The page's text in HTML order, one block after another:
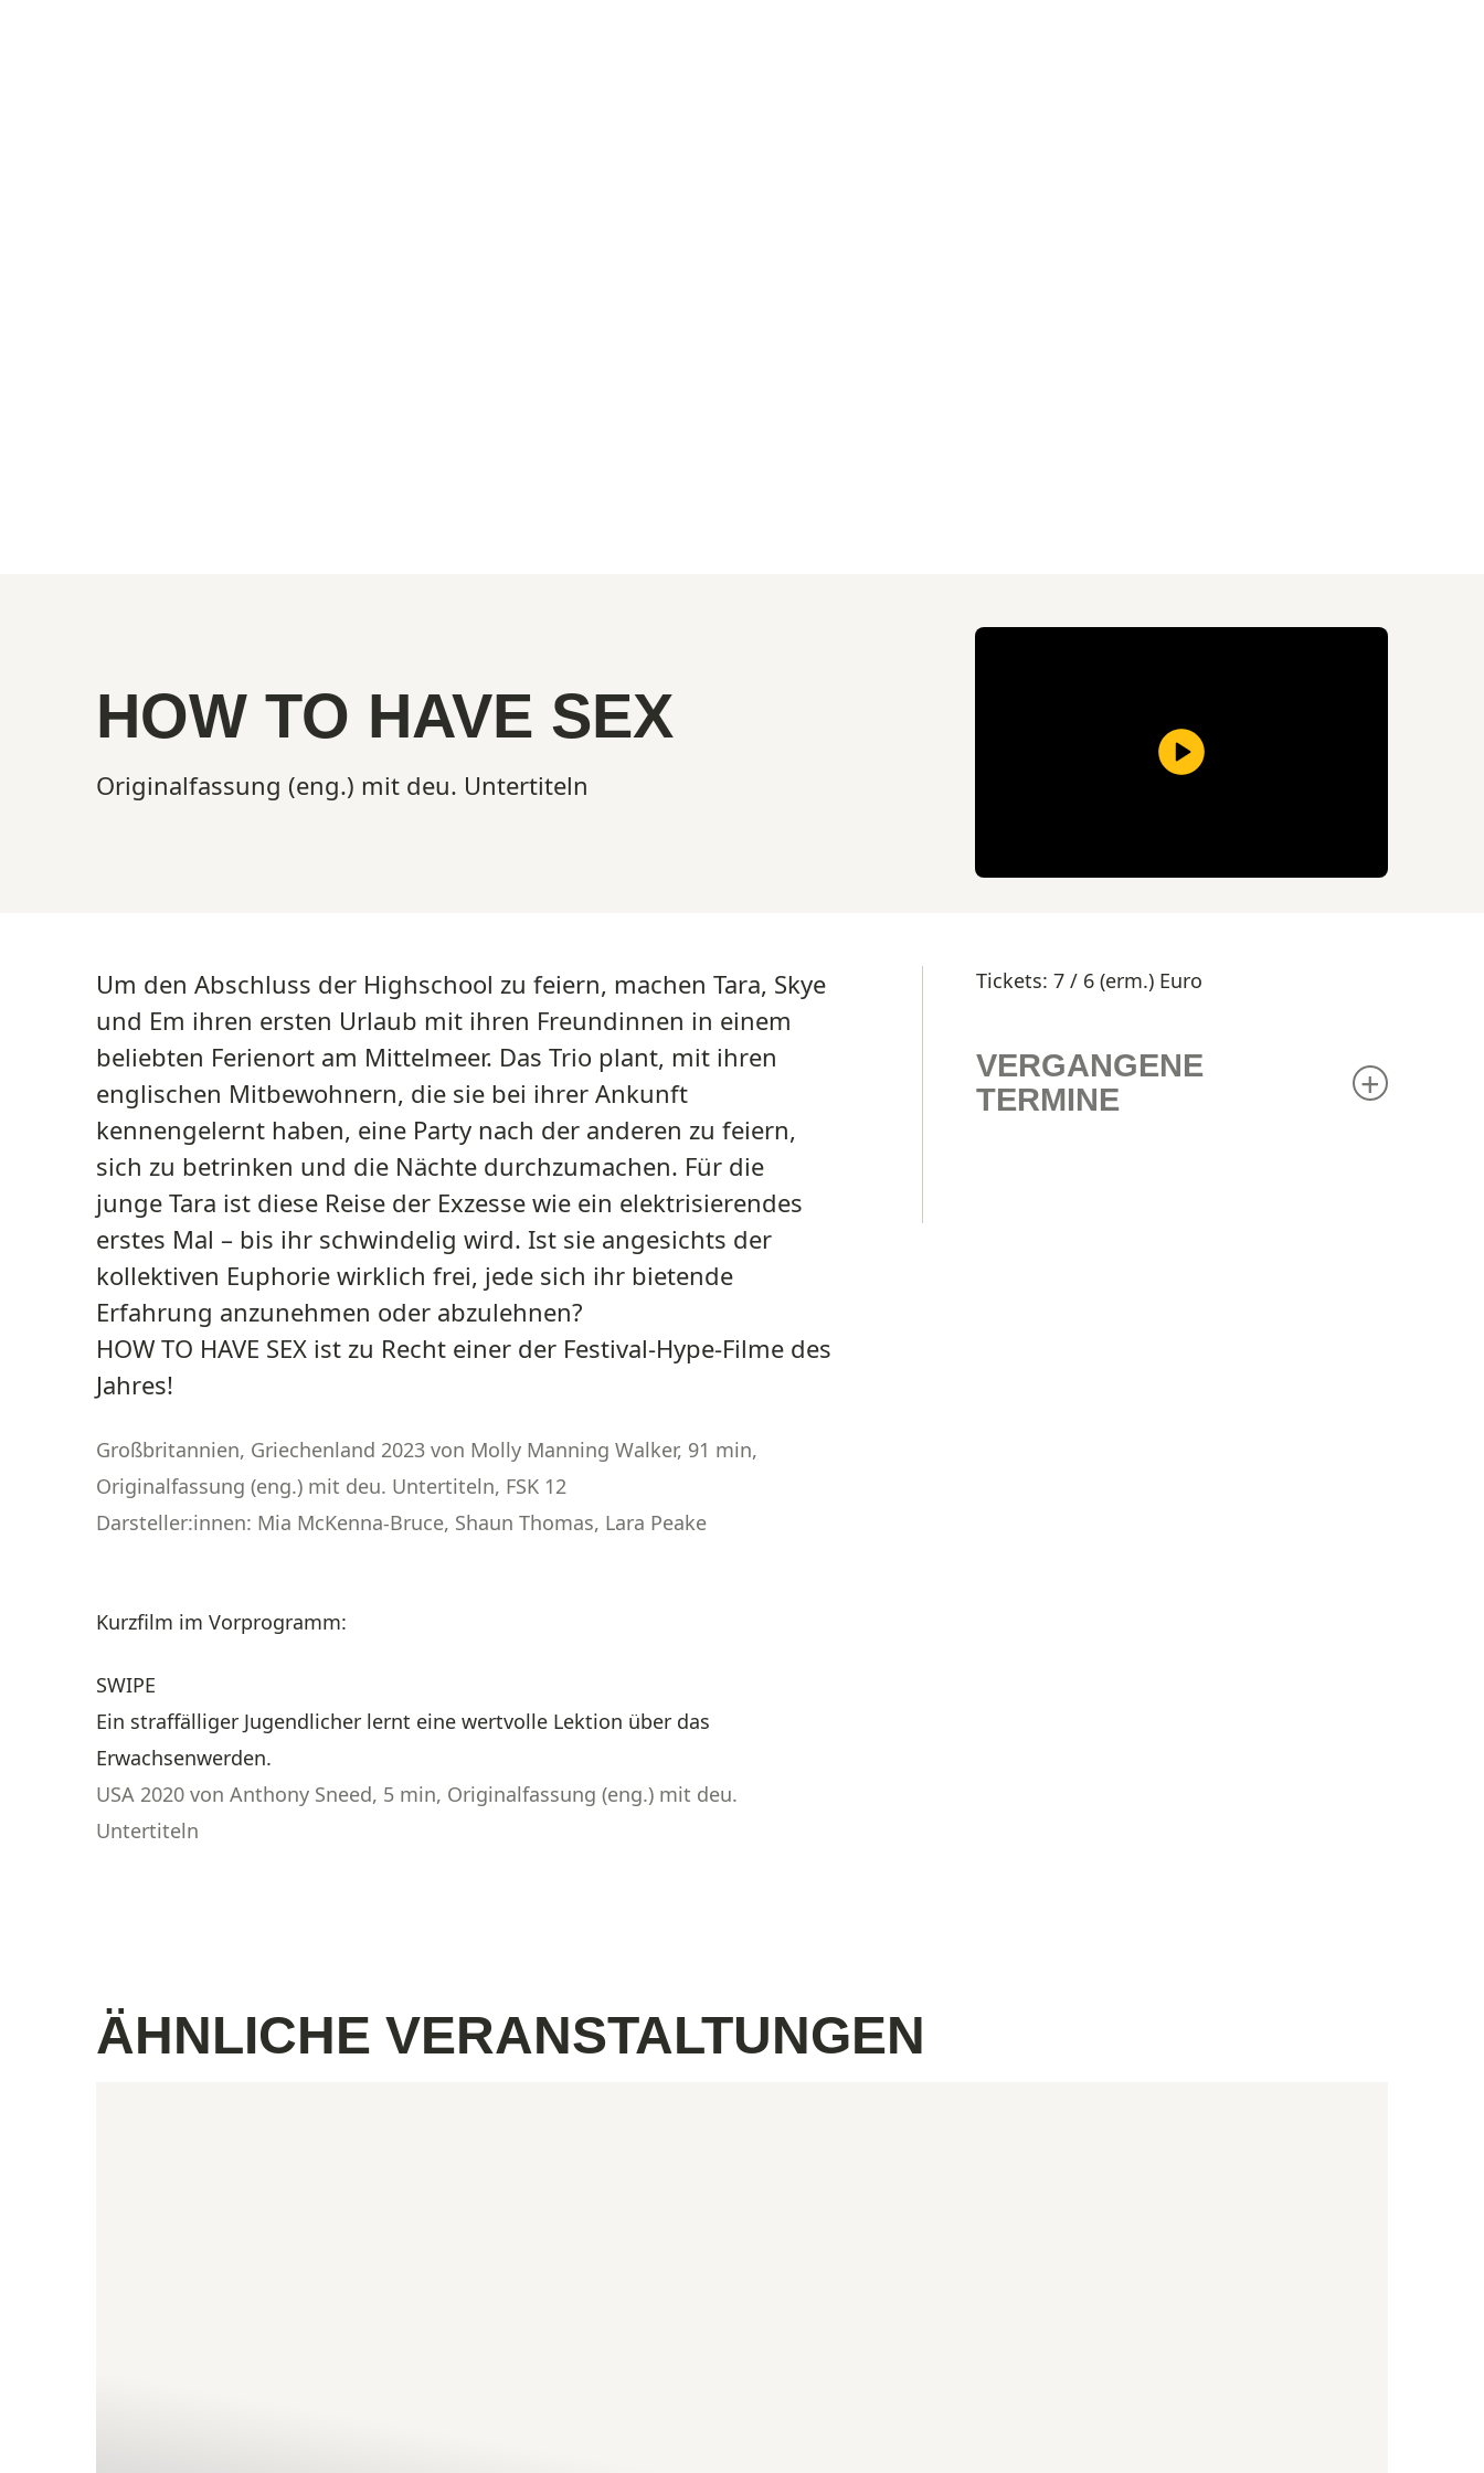
HOW TO HAVE SEX
Originalfassung (eng.) mit deu. Untertiteln
Um den Abschluss der Highschool zu feiern, machen Tara, Skye
und Em ihren ersten Urlaub mit ihren Freundinnen in einem
beliebten Ferienort am Mittelmeer. Das Trio plant, mit ihren
englischen Mitbewohnern, die sie bei ihrer Ankunft
kennengelernt haben, eine Party nach der anderen zu feiern,
sich zu betrinken und die Nächte durchzumachen. Für die
junge Tara ist diese Reise der Exzesse wie ein elektrisierendes
erstes Mal – bis ihr schwindelig wird. Ist sie angesichts der
kollektiven Euphorie wirklich frei, jede sich ihr bietende
Erfahrung anzunehmen oder abzulehnen?
HOW TO HAVE SEX ist zu Recht einer der Festival-Hype-Filme des
Jahres!
Großbritannien, Griechenland 2023 von Molly Manning Walker, 91 min,
Originalfassung (eng.) mit deu. Untertiteln, FSK 12
Darsteller:innen: Mia McKenna-Bruce, Shaun Thomas, Lara Peake
Kurzfilm im Vorprogramm:
SWIPE
Ein straffälliger Jugendlicher lernt eine wertvolle Lektion über das
Erwachsenwerden.
USA 2020 von Anthony Sneed, 5 min, Originalfassung (eng.) mit deu.
Untertiteln
Tickets: 7 / 6 (erm.) Euro
VERGANGENE
TERMINE
ÄHNLICHE VERANSTALTUNGEN